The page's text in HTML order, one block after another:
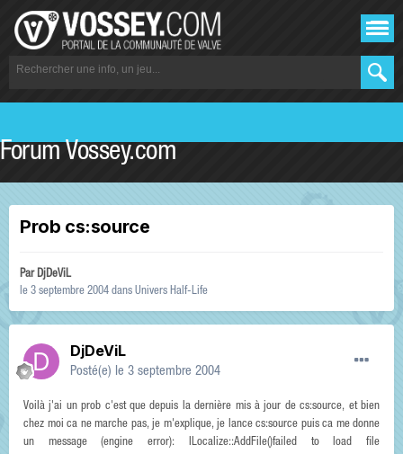
Forum Vossey.com
Prob cs:source
ParDjDeViL
le 3 septembre 2004 dans Univers Half-Life
DjDeViL
Posté(e) le 3 septembre 2004
Voilà j'ai un prob c'est que depuis la dernière mis à jour de cs:source, et bien
chez moi ca ne marche pas, je m'explique, je lance cs:source puis ca me donne
un message (engine error): ILocalize::AddFile()failed to load file